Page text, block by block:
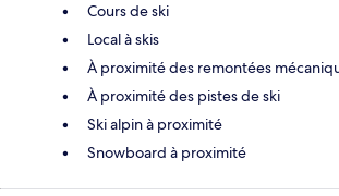
Cours de ski
Local à skis
À proximité des remontées
À proximité des pistes de ski
Ski alpin à proximité
Snowboard à proximité